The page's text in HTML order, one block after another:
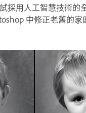
採用人工智慧技術的
中修正老舊的家